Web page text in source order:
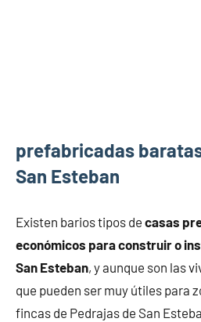
prefabricadas
San Esteban
Existen barios tipos de casas
económicos para construir o
San Esteban, y aunque son las
que pueden ser muy útiles para
fincas de Pedrajas de San